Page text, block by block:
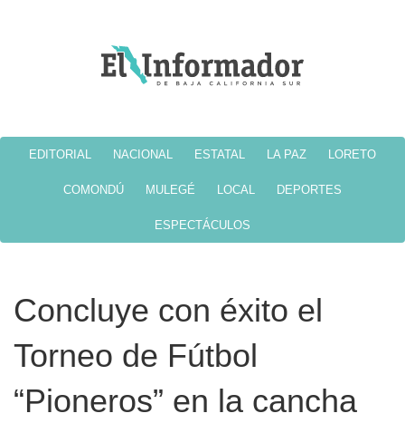
EDITORIAL NACIONAL ESTATAL LA PAZ LORETO
COMONDÚ MULEGÉ LOCAL DEPORTES
ESPECTÁCULOS
Concluye con éxito el
Torneo de Fútbol
“Pioneros” en la cancha